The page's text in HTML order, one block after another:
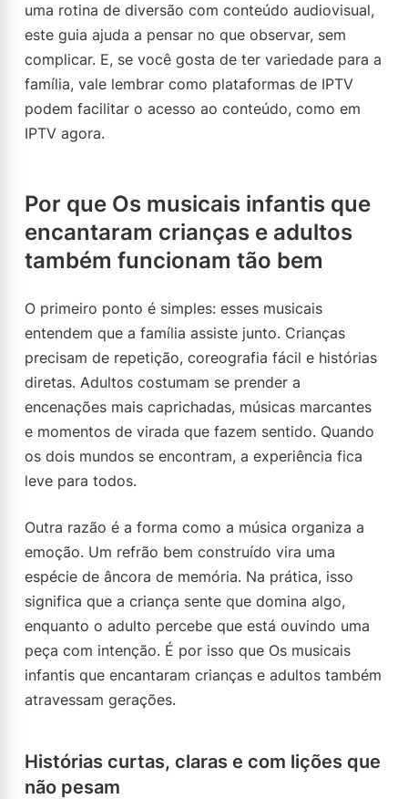
uma rotina de diversão com conteúdo audiovisual,
este guia ajuda a pensar no que observar, sem
complicar. E, se você gosta de ter variedade para a
família, vale lembrar como plataformas de IPTV
podem facilitar o acesso ao conteúdo, como em
IPTV agora.
Por que Os musicais infantis que
encantaram crianças e adultos
também funcionam tão bem
O primeiro ponto é simples: esses musicais
entendem que a família assiste junto. Crianças
precisam de repetição, coreografia fácil e histórias
diretas. Adultos costumam se prender a
encenações mais caprichadas, músicas marcantes
e momentos de virada que fazem sentido. Quando
os dois mundos se encontram, a experiência fica
leve para todos.
Outra razão é a forma como a música organiza a
emoção. Um refrão bem construído vira uma
espécie de âncora de memória. Na prática, isso
significa que a criança sente que domina algo,
enquanto o adulto percebe que está ouvindo uma
peça com intenção. É por isso que Os musicais
infantis que encantaram crianças e adultos também
atravessam gerações.
Histórias curtas, claras e com lições que
não pesam